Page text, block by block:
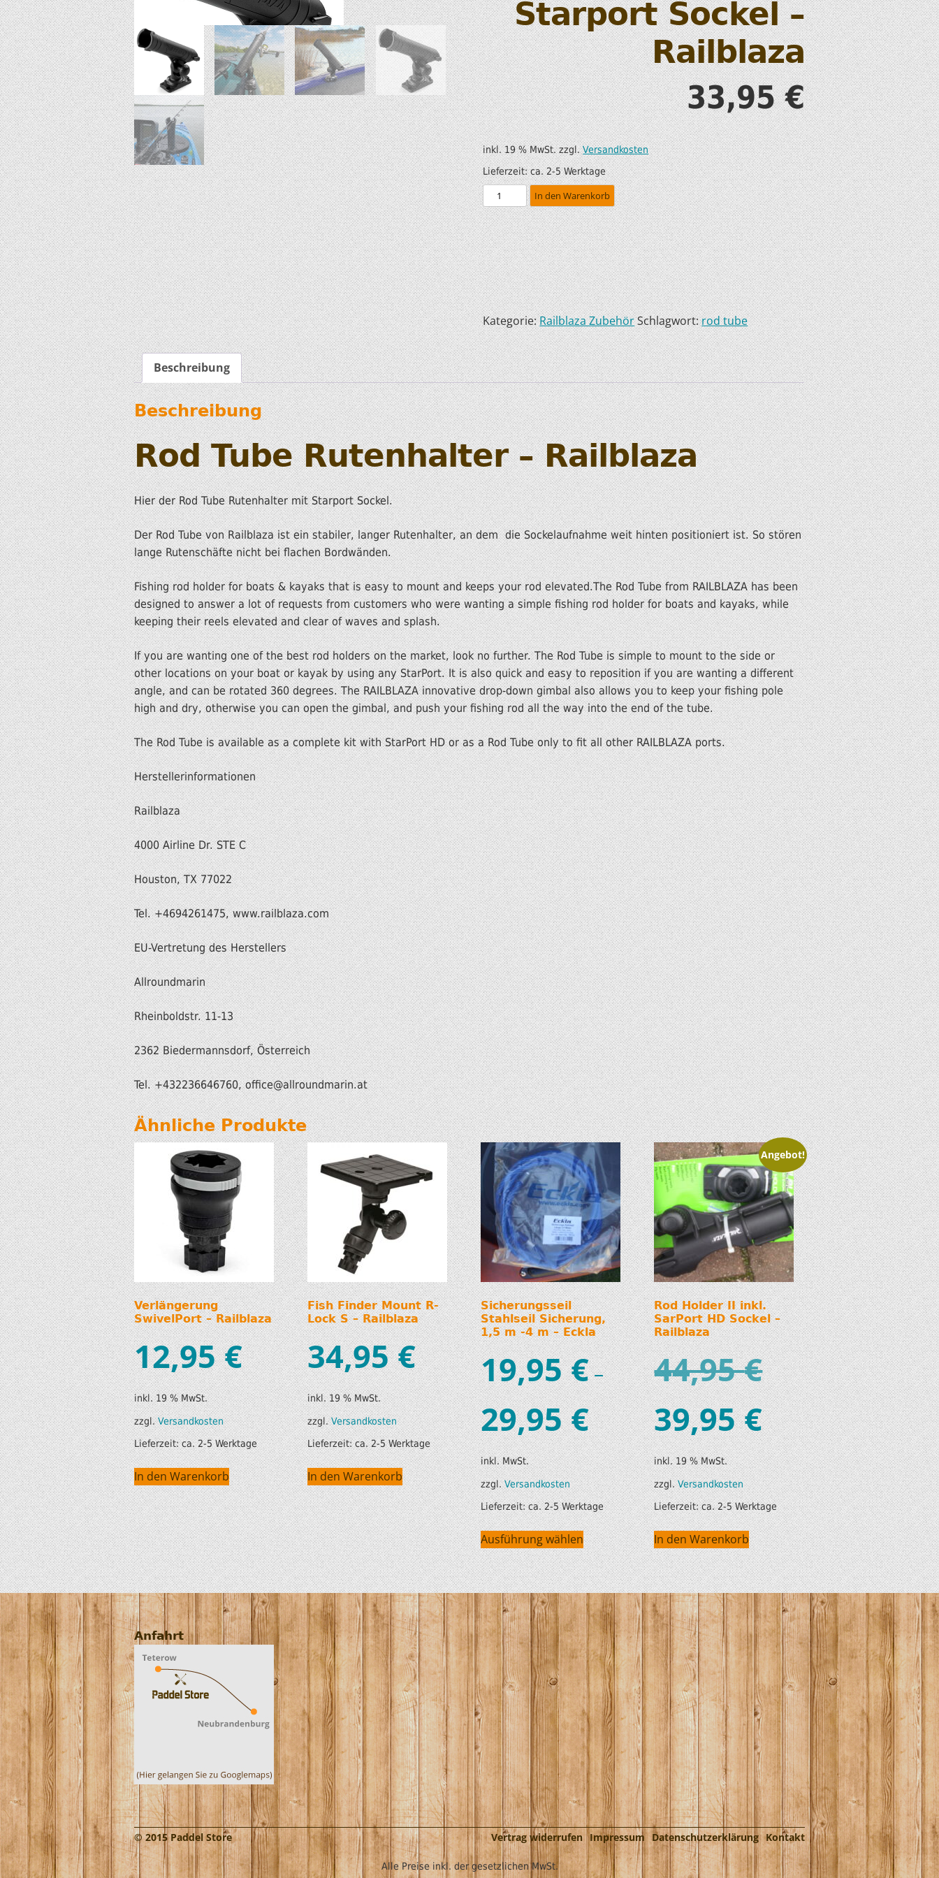
SUP AIR SUP
MODUL KAJAKS
LUFTBOOTE
LEICHTE BOOTE FÜR IHR
WOHNMOBIL
SONDERANGEBOTE/SALE
WILDERNESS SYSTEMS
ZUBEHÖR
DOPPELPADDEL
STECHPADDEL
WESTEN & SICHERHEIT
TRANSPORT &
LAGERUNG
BOOTSWAGEN
SPRITZDECKEN/
LUKENDECKEL
RAM ZUBEHÖR
HOBIE KAJAKS
ELEKTROMOTORE
Starport Sockel –
Railblaza
33,95€
inkl. 19 % MwSt. zzgl.Versandkosten
Lieferzeit:ca. 2-5 Werktage
In den Warenkorb
Kategorie:Railblaza ZubehörSchlagwort:rod tube
Beschreibung
Beschreibung
Rod Tube Rutenhalter – Railblaza
Hier der Rod Tube Rutenhalter mit Starport Sockel.
Der Rod Tube von Railblaza ist ein stabiler, langer Rutenhalter, an dem die Sockelaufnahme weit hinten positioniert ist. So stören
lange Rutenschäfte nicht bei flachen Bordwänden.
Fishing rod holder for boats & kayaks that is easy to mount and keeps your rod elevated.The Rod Tube from RAILBLAZA has been
designed to answer a lot of requests from customers who were wanting a simple fishing rod holder for boats and kayaks, while
keeping their reels elevated and clear of waves and splash.
If you are wanting one of the best rod holders on the market, look no further. The Rod Tube is simple to mount to the side or
other locations on your boat or kayak by using any StarPort. It is also quick and easy to reposition if you are wanting a different
angle, and can be rotated 360 degrees. The RAILBLAZA innovative drop-down gimbal also allows you to keep your fishing pole
high and dry, otherwise you can open the gimbal, and push your fishing rod all the way into the end of the tube.
The Rod Tube is available as a complete kit with StarPort HD or as a Rod Tube only to fit all other RAILBLAZA ports.
Herstellerinformationen
Railblaza
4000 Airline Dr. STE C
Houston, TX 77022
Tel. +4694261475, www.railblaza.com
EU-Vertretung des Herstellers
Allroundmarin
Rheinboldstr. 11-13
2362 Biedermannsdorf, Österreich
Tel. +432236646760, office@allroundmarin.at
Ähnliche Produkte
Verlängerung
SwivelPort – Railblaza
12,95€
inkl. 19 % MwSt.
zzgl.Versandkosten
Lieferzeit:ca. 2-5 Werktage
In den Warenkorb
Fish Finder Mount R-
Lock S – Railblaza
34,95€
inkl. 19 % MwSt.
zzgl.Versandkosten
Lieferzeit:ca. 2-5 Werktage
In den Warenkorb
Sicherungsseil
Stahlseil Sicherung,
1,5 m -4 m – Eckla
19,95€–
29,95€
inkl. MwSt.
zzgl.Versandkosten
Lieferzeit:ca. 2-5 Werktage
Ausführung wählen
Angebot!
Rod Holder II inkl.
SarPort HD Sockel –
Railblaza
44,95€
39,95€
inkl. 19 % MwSt.
zzgl.Versandkosten
Lieferzeit:ca. 2-5 Werktage
In den Warenkorb
Anfahrt
© 2015 Paddel Store Vertrag widerrufen Impressum Datenschutzerklärung Kontakt
Alle Preise inkl. der gesetzlichen MwSt.